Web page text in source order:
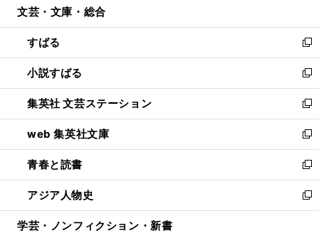
開
く
ウ
で
開
く
ン
ド
ウ
で
開
く
文芸・文庫・総合
すばる
新
し
い
ウ
ィ
ン
ド
ウ
で
開
く
小説すばる
新
し
い
ウ
ィ
ン
ド
ウ
で
開
集英社 文芸ステーション
新
し
い
ウ
ィ
ン
ド
ウ
web 集英社文庫
新
し
い
ウ
ィ
ン
青春と読書
新
し
い
ウ
アジア人物史
新
し
学芸・ノンフィクション・新書